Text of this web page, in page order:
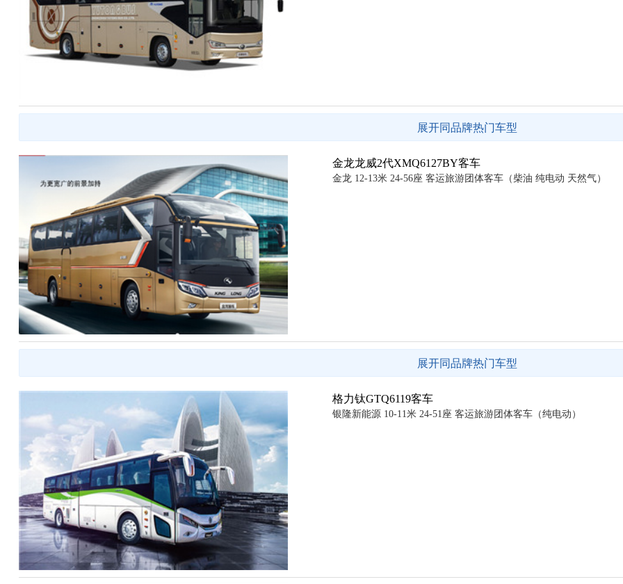
展开同品牌热门车型
金龙龙威2代XMQ6127BY客车
金龙 12-13米 24-56座 客运旅游团体客车（柴油 纯电动 天然气）
展开同品牌热门车型
格力钛GTQ6119客车
银隆新能源 10-11米 24-51座 客运旅游团体客车（纯电动）